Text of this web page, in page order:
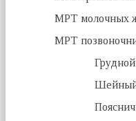
МРТ молочных
МРТ